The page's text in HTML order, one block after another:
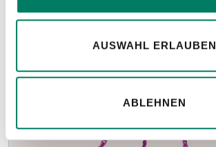
AUSWAHL ERLAUBEN
ABLEHNEN